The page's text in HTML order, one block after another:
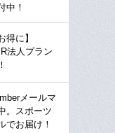
中！
得に】
法人プラン
メールマ
。スポーツ
でお届け！